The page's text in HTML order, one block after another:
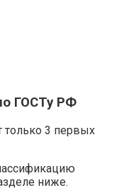
ГОСТу РФ
только 3 первых
ниже.